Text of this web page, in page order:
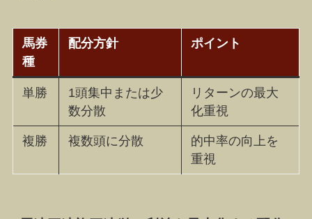
馬券
種
配分方針 ポイント
単勝
1頭集中または少
数分散
リターンの最大
化重視
複勝 複数頭に分散
的中率の向上を
重視